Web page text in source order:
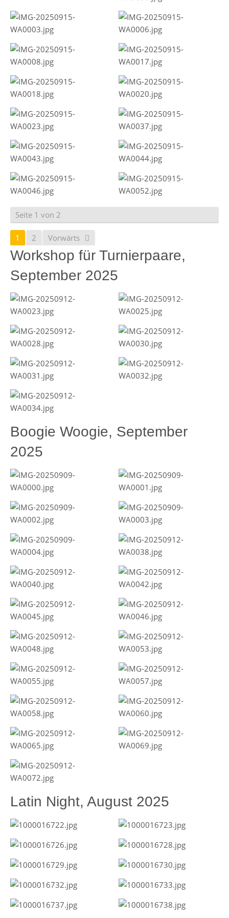
Seite 1 von 2
1 2 Vorwärts
Workshop für Turnierpaare,
September 2025
Boogie Woogie, September
2025
Latin Night, August 2025